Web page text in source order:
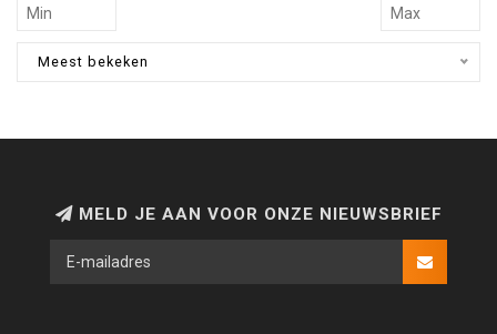
Meest bekeken
MELD JE AAN VOOR ONZE NIEUWSBRIEF